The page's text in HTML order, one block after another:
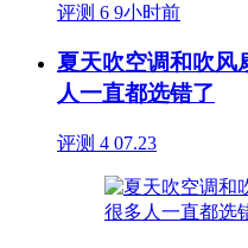
评测 6 9小时前
夏天吹空调和吹风
人一直都选错了
评测 4 07.23